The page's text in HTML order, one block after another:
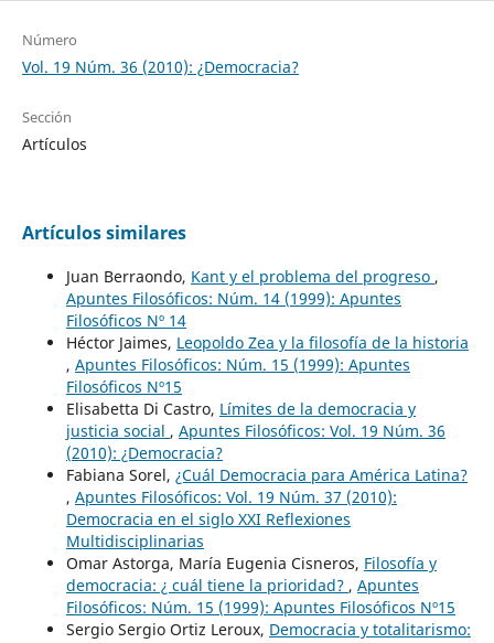
Número
Vol. 19 Núm. 36 (2010): ¿Democracia?
Sección
Artículos
Artículos similares
Juan Berraondo, Kant y el problema del progreso ,
Apuntes Filosóficos: Núm. 14 (1999): Apuntes
Filosóficos Nº 14
Héctor Jaimes, Leopoldo Zea y la filosofía de la historia
, Apuntes Filosóficos: Núm. 15 (1999): Apuntes
Filosóficos Nº15
Elisabetta Di Castro, Límites de la democracia y
justicia social , Apuntes Filosóficos: Vol. 19 Núm. 36
(2010): ¿Democracia?
Fabiana Sorel, ¿Cuál Democracia para América Latina?
, Apuntes Filosóficos: Vol. 19 Núm. 37 (2010):
Democracia en el siglo XXI Reflexiones
Multidisciplinarias
Omar Astorga, María Eugenia Cisneros, Filosofía y
democracia: ¿ cuál tiene la prioridad? , Apuntes
Filosóficos: Núm. 15 (1999): Apuntes Filosóficos Nº15
Sergio Sergio Ortiz Leroux, Democracia y totalitarismo: